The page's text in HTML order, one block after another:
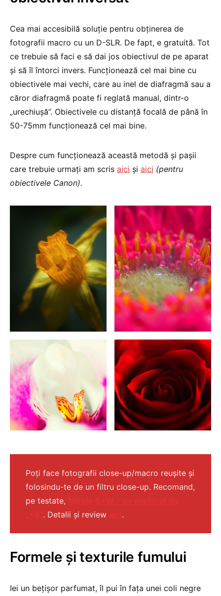
Cea mai accesibilă soluție pentru obținerea de
fotografii macro cu un D-SLR. De fapt, e gratuită. Tot
ce trebuie să faci e să dai jos obiectivul de pe aparat
și să îl întorci invers. Funcționează cel mai bine cu
obiectivele mai vechi, care au inel de diafragmă sau a
căror diafragmă poate fi reglată manual, dintr-o
„urechiușă”. Obiectivele cu distanță focală de până în
50-75mm funcționează cel mai bine.
Despre cum funcționează această metodă și pașii
care trebuie urmați am scris aici și aici (pentru
obiectivele Canon).
Poți face fotografii close-up/macro reușite și
folosindu-te de un filtru close-up. Recomand,
pe testate,
. Detalii și review .
Formele și texturile fumului
Iei un bețișor parfumat, îl pui în fața unei coli negre